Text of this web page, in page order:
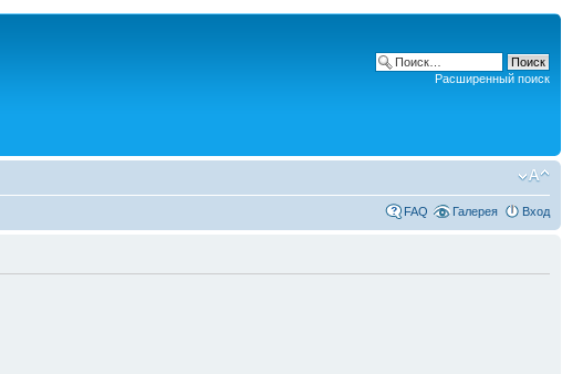
Расширенный поиск
FAQ Галерея Вход